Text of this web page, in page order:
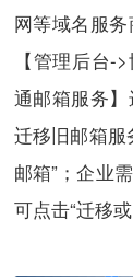
网等域名服
【管理后台-
通邮箱服务
迁移旧邮箱服
邮箱”；企业
可点击“迁移